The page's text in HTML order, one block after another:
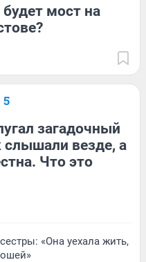
мост на
загадочный
слышали везде, а
Что это
«Она уехала жить,